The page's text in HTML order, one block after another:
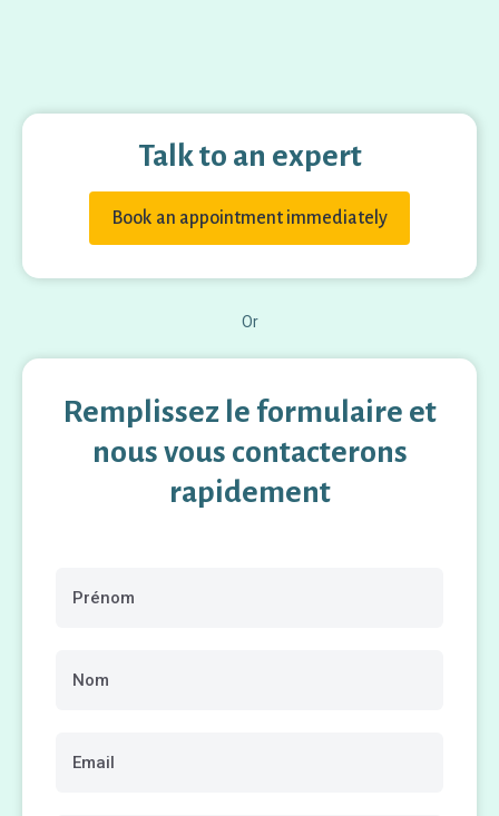
Talk to an expert
Book an appointment immediately
Or
Remplissez le formulaire et
nous vous contacterons
rapidement